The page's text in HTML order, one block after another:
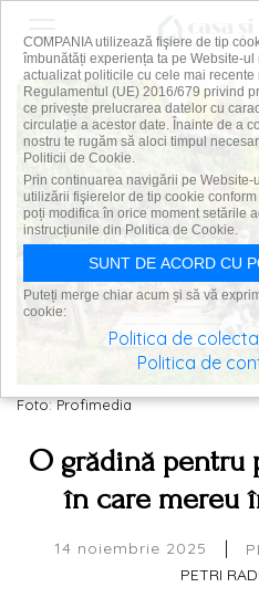
Foto: Profimedia
O grădină pentru
în care mereu
14 noiembrie 2025 |
PETRI
COMPANIA utilizează fişiere de tip
îmbunătăți experiența ta pe Website-
actualizat politicile cu cele mai
Regulamentul (UE) 2016/679 privind
ce privește prelucrarea datelor cu
circulație a acestor date. Înainte de a
nostru te rugăm să aloci timpul
Politicii de Cookie.
Prin continuarea navigării pe
utilizării fişierelor de tip cookie
poți modifica în orice moment setările
instrucțiunile din Politica de Cookie.
SUNT DE ACORD CU
Puteți merge chiar acum și să vă
cookie:
Politica de
Politica de